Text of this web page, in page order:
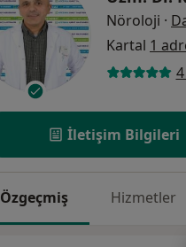
Nöroloji ·
Kartal 1
İletişim Bilgileri
Özgeçmiş Hizmetler